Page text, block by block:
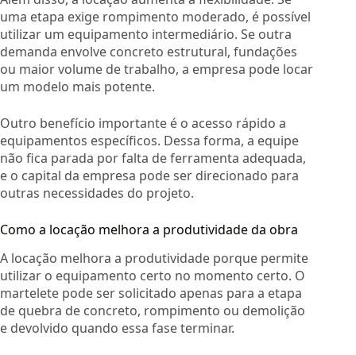
uma etapa exige rompimento moderado, é possível
utilizar um equipamento intermediário. Se outra
demanda envolve concreto estrutural, fundações
ou maior volume de trabalho, a empresa pode locar
um modelo mais potente.
Outro benefício importante é o acesso rápido a
equipamentos específicos. Dessa forma, a equipe
não fica parada por falta de ferramenta adequada,
e o capital da empresa pode ser direcionado para
outras necessidades do projeto.
Como a locação melhora a produtividade da obra
A locação melhora a produtividade porque permite
utilizar o equipamento certo no momento certo. O
martelete pode ser solicitado apenas para a etapa
de quebra de concreto, rompimento ou demolição
e devolvido quando essa fase terminar.